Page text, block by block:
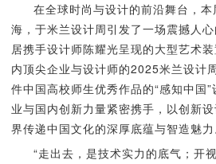
在全球时尚与设计的前沿舞台，
海，于米兰设计周引发了一场震撼人
居携手设计师陈耀光呈现的大型艺术
内顶尖企业与设计师的2025米兰设计
件中国高校师生优秀作品的“感知中国
业与国内创新力量紧密携手，以创新
界传递中国文化的深厚底蕴与智造魅力
“走出去，是技术实力的底气；开